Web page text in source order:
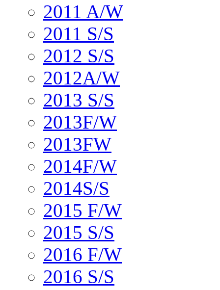
2011 A/W
2011 S/S
2012 S/S
2012A/W
2013 S/S
2013F/W
2013FW
2014F/W
2014S/S
2015 F/W
2015 S/S
2016 F/W
2016 S/S